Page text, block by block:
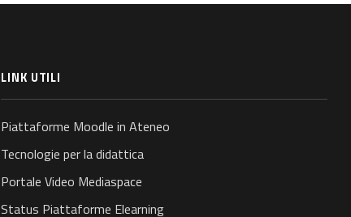
LINK UTILI
Piattaforme Moodle in Ateneo
Tecnologie per la didattica
Portale Video Mediaspace
Status Piattaforme Elearning